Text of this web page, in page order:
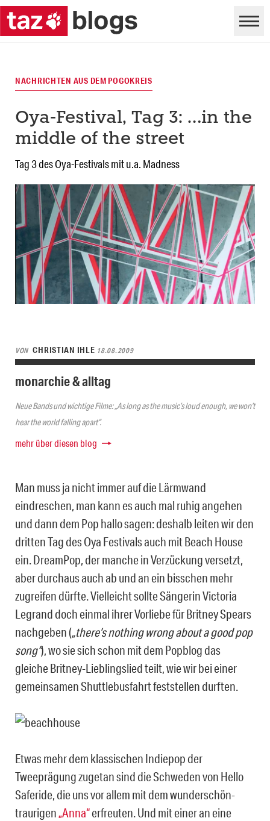
NACHRICHTEN AUS DEM POGOKREIS
Oya-Festival, Tag 3: …in the
middle of the street
Tag 3 des Oya-Festivals mit u.a. Madness
VON CHRISTIAN IHLE 18.08.2009
monarchie & alltag
Neue Bands und wichtige Filme: „As long as the music’s loud enough, we won’t
hear the world falling apart“.
mehr über diesen blog
Man muss ja nicht immer auf die Lärmwand
eindreschen, man kann es auch mal ruhig angehen
und dann dem Pop hallo sagen: deshalb leiten wir den
dritten Tag des Oya Festivals auch mit Beach House
ein. DreamPop, der manche in Verzückung versetzt,
aber durchaus auch ab und an ein bisschen mehr
zugreifen dürfte. Vielleicht sollte Sängerin Victoria
Legrand doch einmal ihrer Vorliebe für Britney Spears
nachgeben („there’s nothing wrong about a good pop
song“), wo sie sich schon mit dem Popblog das
gleiche Britney-Lieblingslied teilt, wie wir bei einer
gemeinsamen Shuttlebusfahrt feststellen durften.
Etwas mehr dem klassischen Indiepop der
Tweeprägung zugetan sind die Schweden von Hello
Saferide, die uns vor allem mit dem wunderschön-
traurigen„Anna“erfreuten. Und mit einer an eine